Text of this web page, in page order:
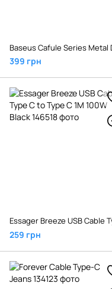
399 грн
259 грн